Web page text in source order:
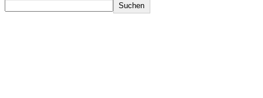
Suchen